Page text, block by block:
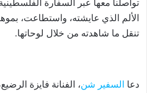
تواصلنا معها عبر السفارة
الألم الذي عايشته، واستطاعت،
تنقل ما شاهدته من خلال لوحاتها.
دعا السفير شن، الفنانة فايزة